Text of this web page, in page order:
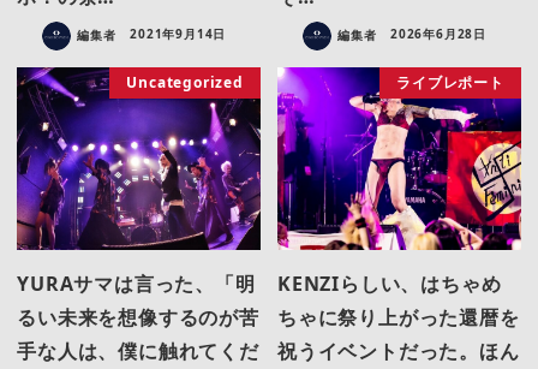
編集者 2021年9月14日 編集者 2026年6月28日
Uncategorized
YURAサマは言った、「明
るい未来を想像するのが苦
手な人は、僕に触れてくだ
ライブレポート
KENZIらしい、はちゃめ
ちゃに祭り上がった還暦を
祝うイベントだった。ほん